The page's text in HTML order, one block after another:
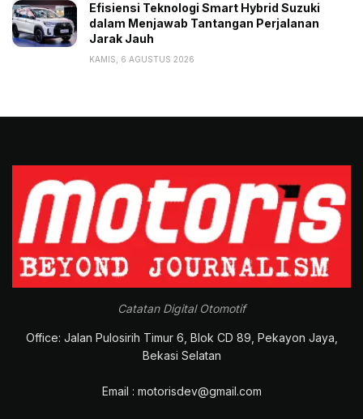
Efisiensi Teknologi Smart Hybrid Suzuki
dalam Menjawab Tantangan Perjalanan
Jarak Jauh
KAMIS, 6 AGUSTUS 2026
Catatan Digital Otomotif
Office: Jalan Pulosirih Timur 6, Blok CD 89, Pekayon Jaya,
Bekasi Selatan
Email : motorisdev@gmail.com